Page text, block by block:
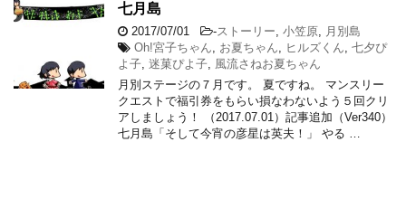
七月島
2017/07/01 -ストーリー, 小笠原, 月別島
Oh!宮子ちゃん, お夏ちゃん, ヒルズくん, 七夕ぴ
よ子, 迷菓ぴよ子, 風流さねお夏ちゃん
月別ステージの７月です。 夏ですね。 マンスリー
クエストで福引券をもらい損なわないよう５回クリ
アしましょう！ （2017.07.01）記事追加（Ver340）
七月島「そして今宵の彦星は英夫！」 やる …